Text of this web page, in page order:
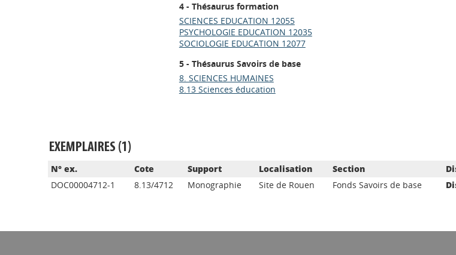
4 - Thésaurus formation
SCIENCES EDUCATION 12055
PSYCHOLOGIE EDUCATION 12035
SOCIOLOGIE EDUCATION 12077
5 - Thésaurus Savoirs de base
8. SCIENCES HUMAINES
8.13 Sciences éducation
EXEMPLAIRES (1)
N° ex. Cote Support Localisation Section
DOC00004712-1
8.13/4712 Monographie Site de Rouen Fonds Savoirs de base